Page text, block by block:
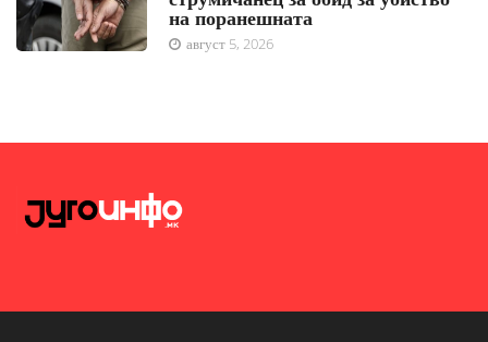
на поранешната
август 5, 2026